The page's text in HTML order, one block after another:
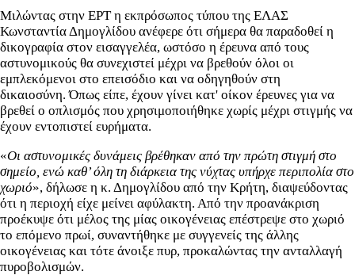
Μιλώντας στην ΕΡΤ η εκπρόσωπος τύπου της ΕΛΑΣ
Κωνσταντία Δημογλίδου ανέφερε ότι σήμερα θα παραδοθεί η
δικογραφία στον εισαγγελέα, ωστόσο η έρευνα από τους
αστυνομικούς θα συνεχιστεί μέχρι να βρεθούν όλοι οι
εμπλεκόμενοι στο επεισόδιο και να οδηγηθούν στη
δικαιοσύνη. Όπως είπε, έχουν γίνει κατ' οίκον έρευνες για να
βρεθεί ο οπλισμός που χρησιμοποιήθηκε χωρίς μέχρι στιγμής να
έχουν εντοπιστεί ευρήματα.
«Οι αστυνομικές δυνάμεις βρέθηκαν από την πρώτη στιγμή στο
σημείο, ενώ καθ’ όλη τη διάρκεια της νύχτας υπήρχε περιπολία στο
χωριό», δήλωσε η κ. Δημογλίδου από την Κρήτη, διαψεύδοντας
ότι η περιοχή είχε μείνει αφύλακτη. Από την προανάκριση
προέκυψε ότι μέλος της μίας οικογένειας επέστρεψε στο χωριό
το επόμενο πρωί, συναντήθηκε με συγγενείς της άλλης
οικογένειας και τότε άνοιξε πυρ, προκαλώντας την ανταλλαγή
πυροβολισμών.